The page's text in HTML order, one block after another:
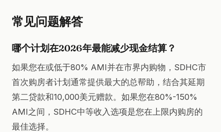
常见问题解答
哪个计划在2026年最能减少现金结算？
如果您在或低于80% AMI并在市界内购物，SDHC市
首次购房者计划通常提供最大的总帮助，结合其延期
第二贷款和10,000美元赠款。如果您在80%-150%
AMI之间，SDHC中等收入选项是您在上限内购房的
最佳选择。